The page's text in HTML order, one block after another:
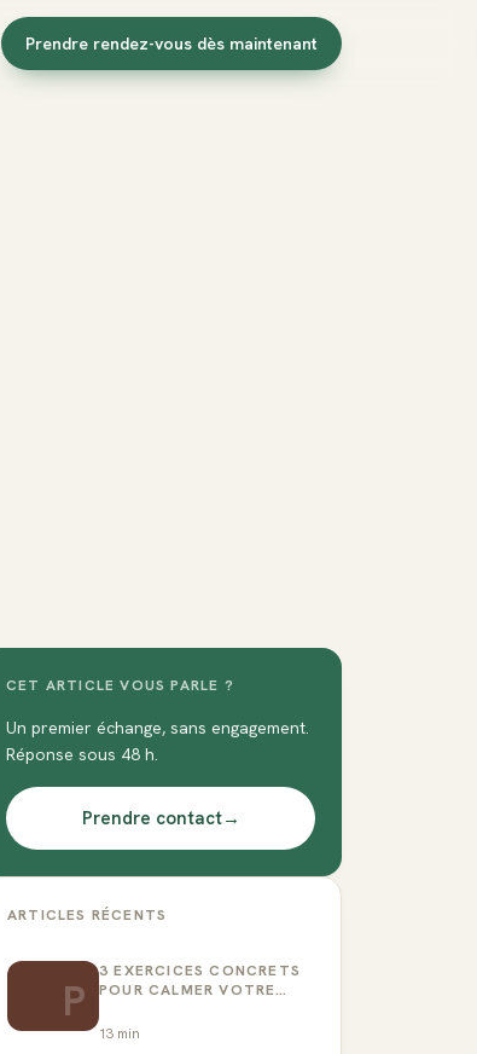
Prendre rendez-vous dès maintenant
CET ARTICLE VOUS PARLE ?
Un premier échange, sans engagement.
Réponse sous 48 h.
Prendre contact→
ARTICLES RÉCENTS
P
3 EXERCICES CONCRETS
POUR CALMER VOTRE
13 min